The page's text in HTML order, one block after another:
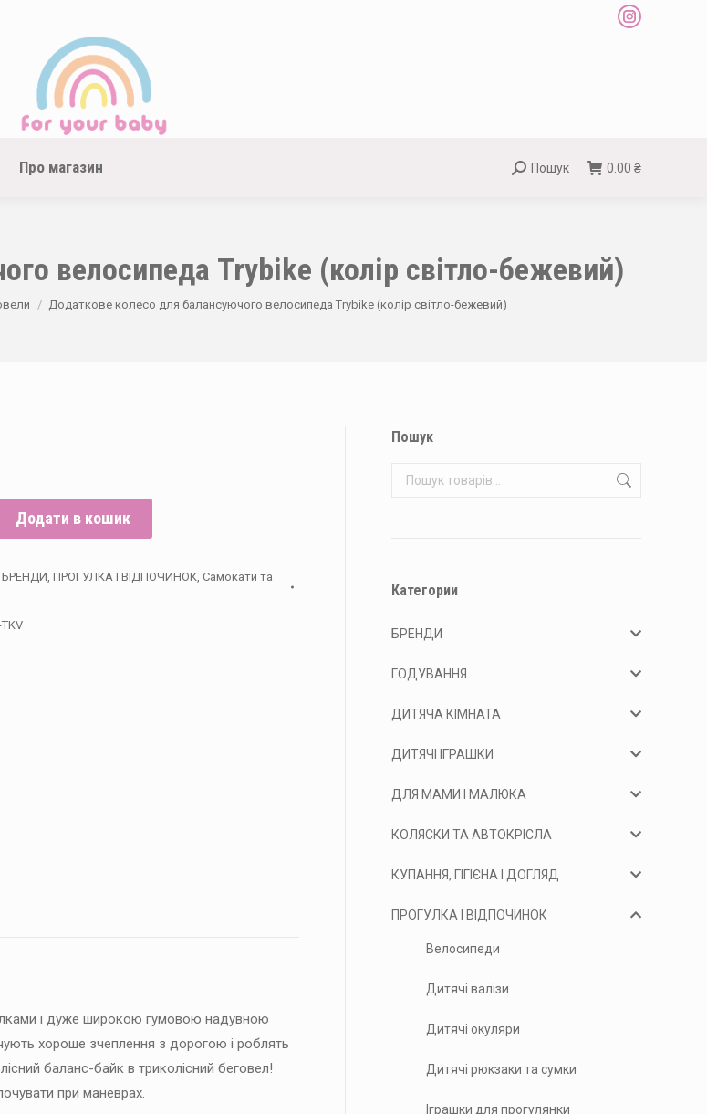
Instagram
Про магазин Search:
Пошук 0.00 ₴
велосипеда Trybike (колір світло-бежевий)
Додаткове колесо для балансуючого велосипеда Trybike (колір світло-бежевий)
Додати в кошик
БРЕНДИ, ПРОГУЛКА І ВІДПОЧИНОК, Самокати та
і дуже широкою гумовою надувною
хороше зчеплення з дорогою і роблять
баланс-байк в триколісний беговел!
при маневрах.
Пошук
Категории
БРЕНДИ
ГОДУВАННЯ
ДИТЯЧА КІМНАТА
ДИТЯЧІ ІГРАШКИ
ДЛЯ МАМИ І МАЛЮКА
КОЛЯСКИ ТА АВТОКРІСЛА
КУПАННЯ, ГІГІЄНА І ДОГЛЯД
ПРОГУЛКА І ВІДПОЧИНОК
Велосипеди
Дитячі валізи
Дитячі окуляри
Дитячі рюкзаки та сумки
Іграшки для прогулянки